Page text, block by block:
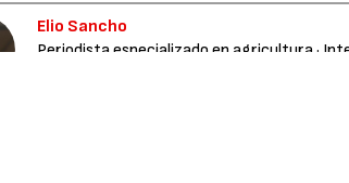
Elio Sancho
Periodista especializado en agricultura ·